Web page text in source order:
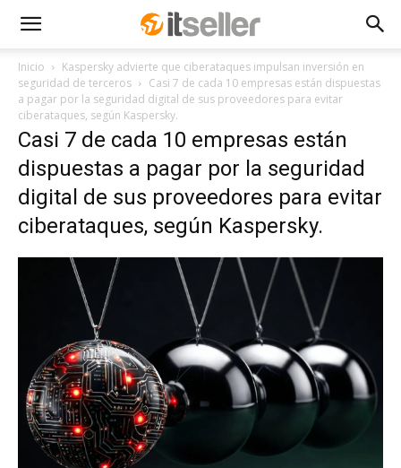
Inicio
Kaspersky advierte que ciberataques impulsan inversión en
seguridad de terceros
Casi 7 de cada 10 empresas están dispuestas
a pagar por la seguridad digital de sus proveedores para evitar
ciberataques, según Kaspersky.
Casi 7 de cada 10 empresas están
dispuestas a pagar por la seguridad
digital de sus proveedores para evitar
ciberataques, según Kaspersky.